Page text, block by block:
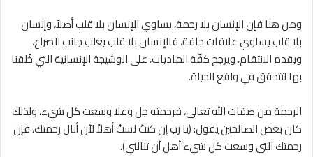
ومن هنا فإن الإنسان بلا رحمة، يساوي الإنسان بلا قلب أصلاً، وإنسان
بلا قلب يساوي علاقات جافة، فالإنسان بلا قلب يغلب جانب الصراع،
ويقدم الانتقام، ويرجح كفّة الماديات، على الوشيجة الإنسانية التي خُلقنا
بها لتتحقق في واقع الحياة.
الرحمة من صفات الله تعالى، فرحمته جل وعلا وسعت كل شيء، ولذلك
كان بعض الصالحين يقول: (يا رب إن كنتُ لستُ أهلاً لأن أنال رحمتك، فإن
رحمتك التي وسعت كل شيء أهل أن تنالني).